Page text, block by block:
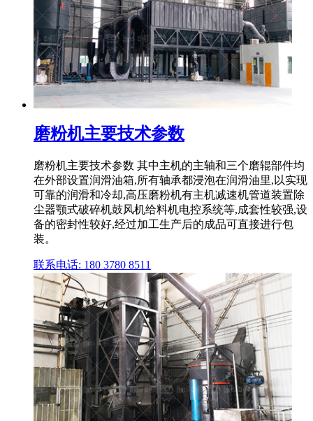
磨粉机主要技术参数
磨粉机主要技术参数 其中主机的主轴和三个磨辊部件均
在外部设置润滑油箱,所有轴承都浸泡在润滑油里,以实现
可靠的润滑和冷却,高压磨粉机有主机减速机管道装置除
尘器颚式破碎机鼓风机给料机电控系统等,成套性较强,设
备的密封性较好,经过加工生产后的成品可直接进行包
装。
联系电话: 180 3780 8511